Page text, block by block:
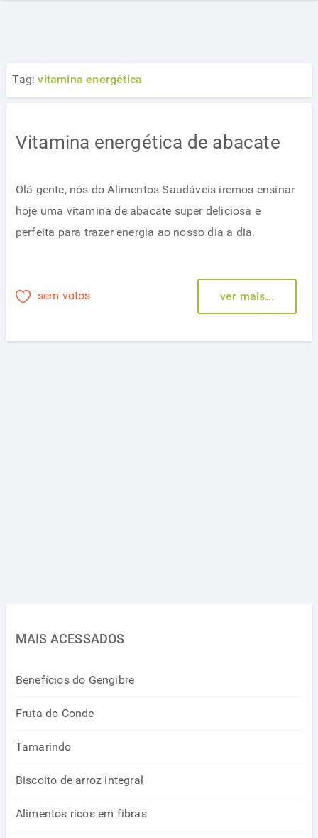
Tag:vitamina energética
Vitamina energética de abacate
Olá gente, nós do Alimentos Saudáveis iremos ensinar
hoje uma vitamina de abacate super deliciosa e
perfeita para trazer energia ao nosso dia a dia.
sem votos ver mais...
MAIS ACESSADOS
Benefícios do Gengibre
Fruta do Conde
Tamarindo
Biscoito de arroz integral
Alimentos ricos em fibras